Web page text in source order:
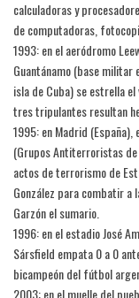
calculadoras y
de computadoras,
1993: en el aeródromo
Guantánamo (base militar
isla de Cuba) se estrella
tres tripulantes resultan
1995: en Madrid (España),
(Grupos Antiterroristas
actos de terrorismo de
González para combatir
Garzón el sumario.
1996: en el estadio José
Sársfield empata 0 a 0
bicampeón del fútbol
2003: en el muelle del